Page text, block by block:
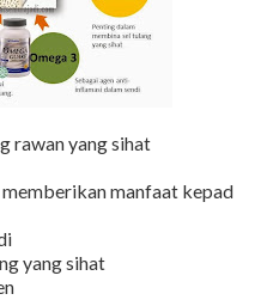
rawan yang sihat
manfaat kepad
yang sihat